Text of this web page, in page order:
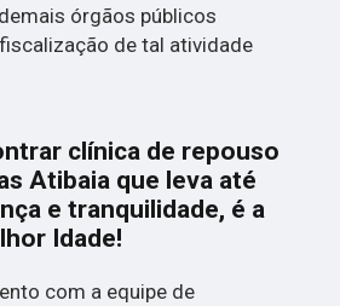
órgãos públicos
de tal atividade
clínica de repouso
Atibaia que leva até
e tranquilidade, é a
Idade!
com a equipe de